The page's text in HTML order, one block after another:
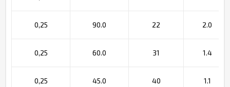
0,25 90.0 22 2.0
0,25 60.0 31 1.4
0,25 45.0 40 1.1